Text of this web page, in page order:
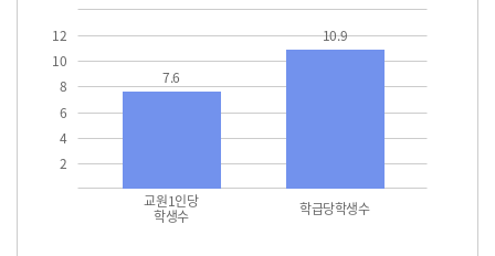
2
4
6
8
10
12
교원1인당
학생수 학급당학생수
7.6
10.9